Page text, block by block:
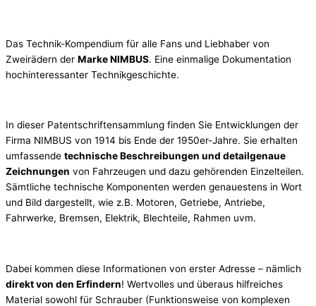
Das Technik-Kompendium für alle Fans und Liebhaber von
Zweirädern der Marke NIMBUS. Eine einmalige Dokumentation
hochinteressanter Technikgeschichte.
In dieser Patentschriftensammlung finden Sie Entwicklungen der
Firma NIMBUS von 1914 bis Ende der 1950er-Jahre. Sie erhalten
umfassende technische Beschreibungen und detailgenaue
Zeichnungen von Fahrzeugen und dazu gehörenden Einzelteilen.
Sämtliche technische Komponenten werden genauestens in Wort
und Bild dargestellt, wie z.B. Motoren, Getriebe, Antriebe,
Fahrwerke, Bremsen, Elektrik, Blechteile, Rahmen uvm.
Dabei kommen diese Informationen von erster Adresse – nämlich
direkt von den Erfindern! Wertvolles und überaus hilfreiches
Material sowohl für Schrauber (Funktionsweise von komplexen